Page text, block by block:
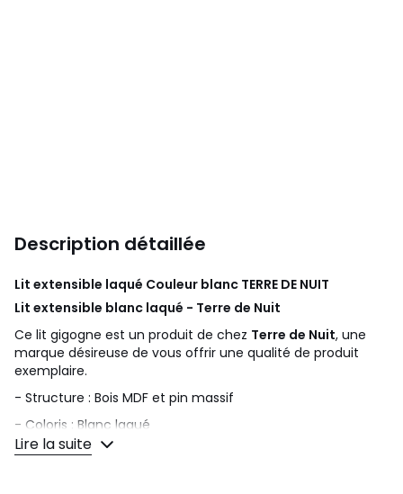
Description détaillée
Lit extensible laqué Couleur blanc TERRE DE NUIT
Lit extensible blanc laqué - Terre de Nuit
Ce lit gigogne est un produit de chez Terre de Nuit, une
marque désireuse de vous offrir une qualité de produit
exemplaire.
- Structure : Bois MDF et pin massif
- Coloris : Blanc laqué
- Fabrication européenne
Lire la suite